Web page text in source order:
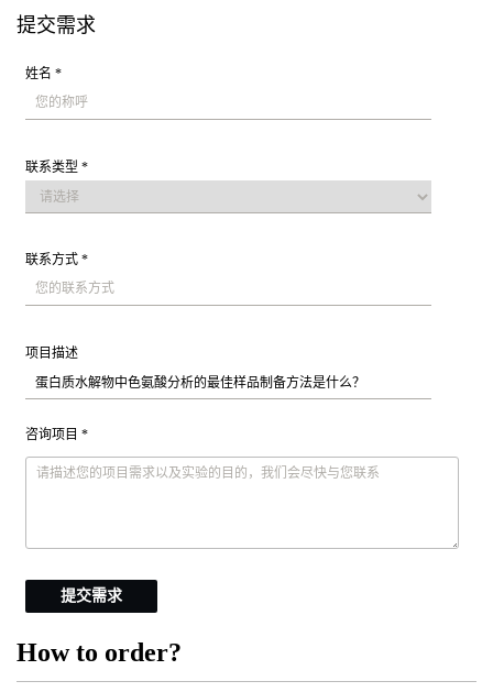
提交需求
姓名 *
联系类型 *
联系方式 *
项目描述
咨询项目 *
提交需求
How to order?